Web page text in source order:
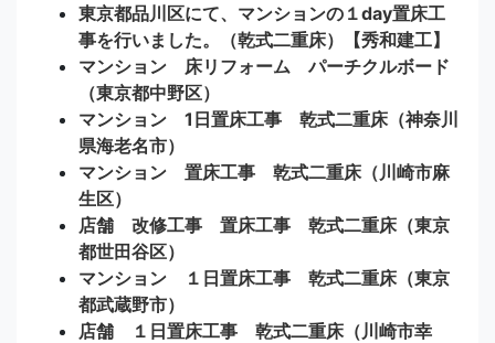
東京都品川区にて、マンションの１day置床工
事を行いました。（乾式二重床）【秀和建工】
マンション 床リフォーム パーチクルボード
（東京都中野区）
マンション 1日置床工事 乾式二重床（神奈川
県海老名市）
マンション 置床工事 乾式二重床（川崎市麻
生区）
店舗 改修工事 置床工事 乾式二重床（東京
都世田谷区）
マンション １日置床工事 乾式二重床（東京
都武蔵野市）
店舗 １日置床工事 乾式二重床（川崎市幸